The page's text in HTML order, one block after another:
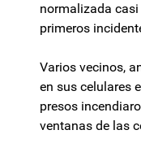
normalizada
primeros
Varios vecinos,
en sus celulares
presos
ventanas de las